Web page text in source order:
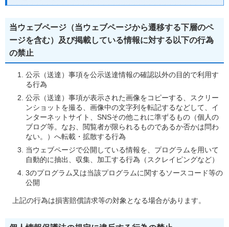
当ウェブページ（当ウェブページから遷移する下層のペ
ージを含む）及び掲載している情報に対する以下の行為
の禁止
公示（送達）事項を公示送達情報の確認以外の目的で利用す
る行為
公示（送達）事項が表示された画像をコピーする、スクリー
ンショットを撮る、画像中の文字列を転記するなどして、イ
ンターネットサイト、SNSその他これに準ずるもの（個人の
ブログ等。なお、閲覧者が限られるものであるか否かは問わ
ない。）へ転載・拡散する行為
当ウェブページで公開している情報を、プログラムを用いて
自動的に抽出、収集、加工する行為（スクレイピングなど）
3のプログラム又は当該プログラムに関するソースコード等の
公開
上記の行為は損害賠償請求等の対象となる場合があります。